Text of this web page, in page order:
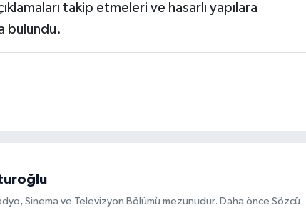
takip etmeleri ve hasarlı yapılara
bulundu.
Sinema ve Televizyon Bölümü mezunudur. Daha önce Sözcü